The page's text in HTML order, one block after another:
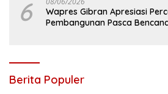
6
Wapres Gibran Apresiasi
Pembangunan Pasca
Berita Populer